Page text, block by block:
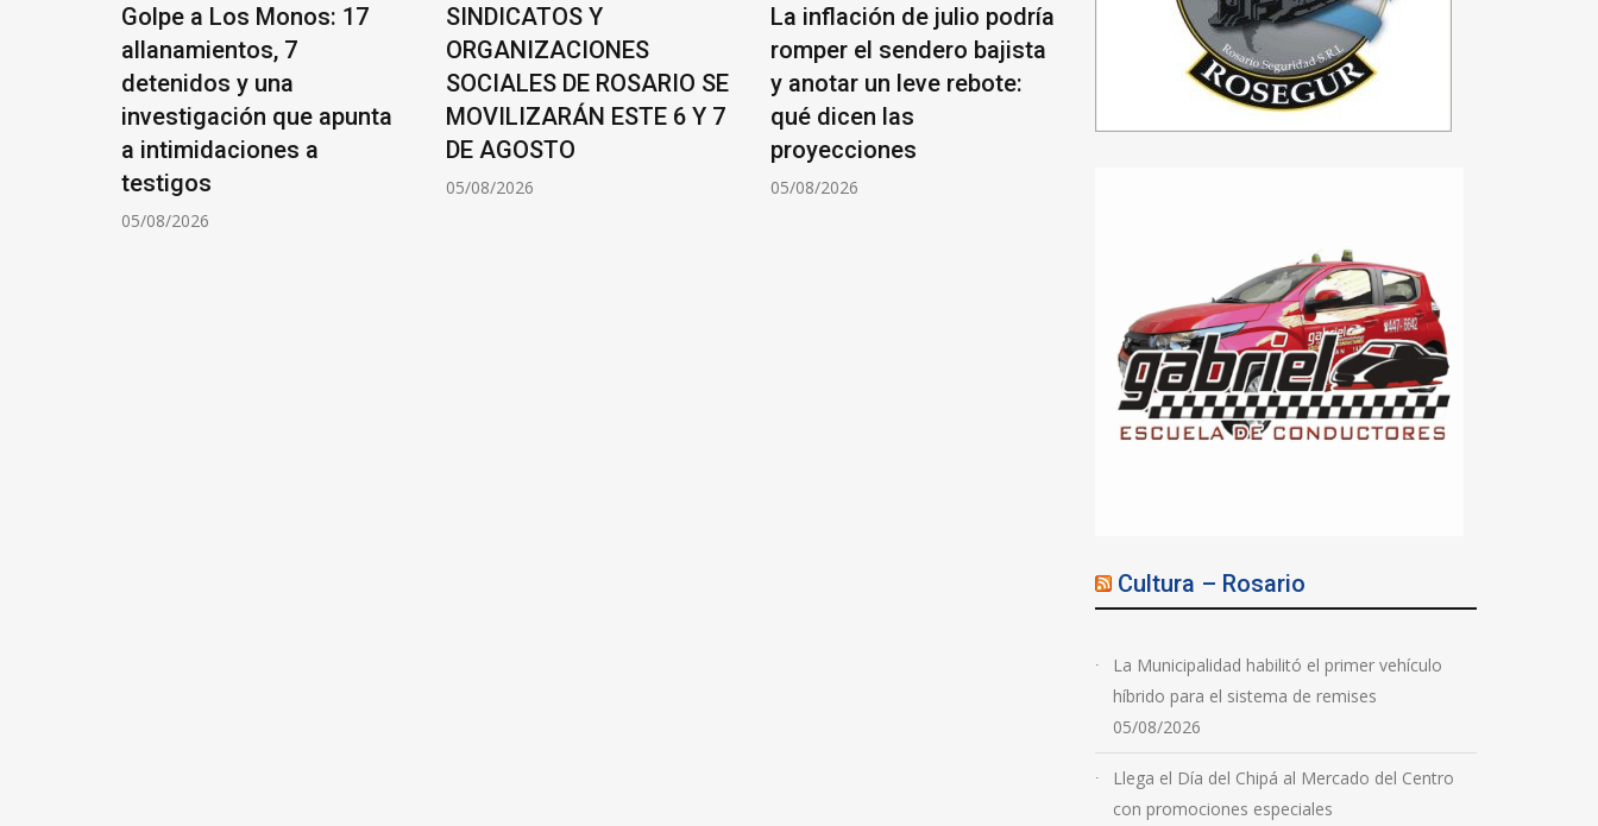
Golpe a Los Monos: 17
allanamientos, 7
detenidos y una
investigación que apunta
a intimidaciones a
testigos
05/08/2026
SINDICATOS Y
ORGANIZACIONES
SOCIALES DE ROSARIO SE
MOVILIZARÁN ESTE 6 Y 7
DE AGOSTO
05/08/2026
La inflación de julio podría
romper el sendero bajista
y anotar un leve rebote:
qué dicen las
proyecciones
05/08/2026
Jornada de lucha en
defensa de la tierra y la
soberanía: organizaciones
sindicales y ambientales
Cultura – Rosario
La Municipalidad habilitó el primer vehículo
híbrido para el sistema de remises
05/08/2026
Llega el Día del Chipá al Mercado del Centro
con promociones especiales